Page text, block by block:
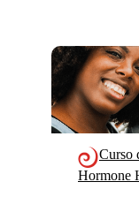
Curso
Hormone